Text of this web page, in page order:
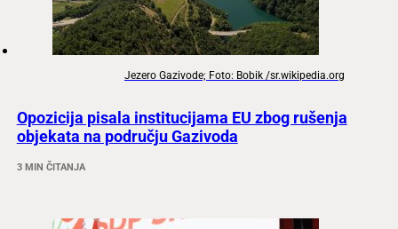
Jezero Gazivode; Foto: Bobik /sr.wikipedia.org
Opozicija pisala institucijama EU zbog rušenja
objekata na području Gazivoda
3 MIN ČITANJA